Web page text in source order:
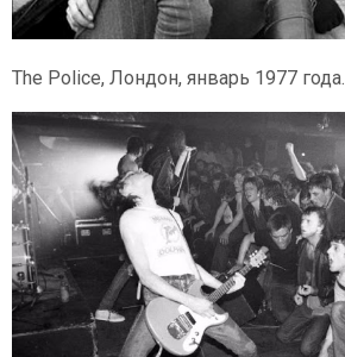
The Police, Лондон, январь 1977 года.